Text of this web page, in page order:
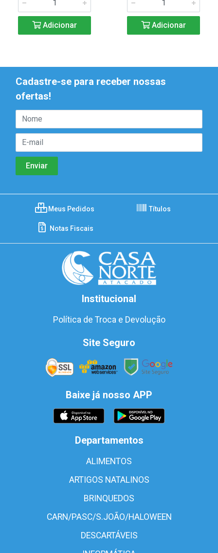
Adicionar Adicionar
Cadastre-se para receber nossas
ofertas!
Meus Pedidos Títulos
Notas Fiscais
Institucional
Política de Troca e Devolução
Site Seguro
Baixe já nosso APP
Departamentos
ALIMENTOS
ARTIGOS NATALINOS
BRINQUEDOS
CARN/PASC/S.JOÃO/HALOWEEN
DESCARTÁVEIS